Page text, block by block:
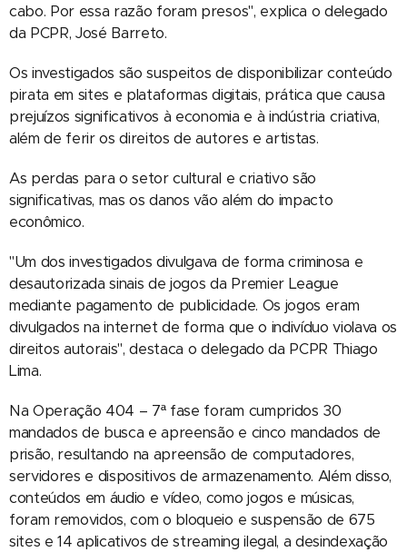
cabo. Por essa razão foram presos", explica o delegado
da PCPR, José Barreto.
Os investigados são suspeitos de disponibilizar conteúdo
pirata em sites e plataformas digitais, prática que causa
prejuízos significativos à economia e à indústria criativa,
além de ferir os direitos de autores e artistas.
As perdas para o setor cultural e criativo são
significativas, mas os danos vão além do impacto
econômico.
"Um dos investigados divulgava de forma criminosa e
desautorizada sinais de jogos da Premier League
mediante pagamento de publicidade. Os jogos eram
divulgados na internet de forma que o indivíduo violava os
direitos autorais", destaca o delegado da PCPR Thiago
Lima.
Na Operação 404 – 7ª fase foram cumpridos 30
mandados de busca e apreensão e cinco mandados de
prisão, resultando na apreensão de computadores,
servidores e dispositivos de armazenamento. Além disso,
conteúdos em áudio e vídeo, como jogos e músicas,
foram removidos, com o bloqueio e suspensão de 675
sites e 14 aplicativos de streaming ilegal, a desindexação